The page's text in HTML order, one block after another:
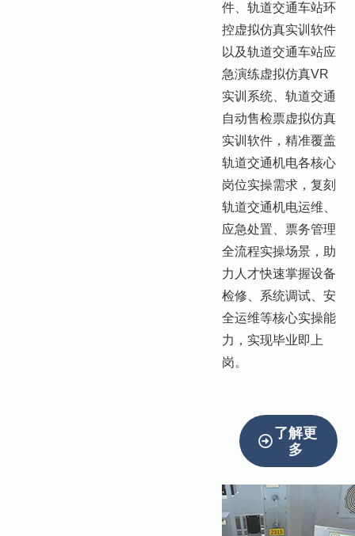
件、轨道交通车站环
控虚拟仿真实训软件
以及轨道交通车站应
急演练虚拟仿真VR
实训系统、轨道交通
自动售检票虚拟仿真
实训软件，精准覆盖
轨道交通机电各核心
岗位实操需求，复刻
轨道交通机电运维、
应急处置、票务管理
全流程实操场景，助
力人才快速掌握设备
检修、系统调试、安
全运维等核心实操能
力，实现毕业即上
岗。
了解更
多